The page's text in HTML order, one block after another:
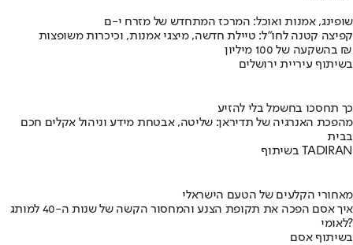
שופינג, אמנות ואוכל: המרכז המתחדש של מזרח י-ם
קפיצה קטנה לחו"ל: טיילת חדשה, מיצגי אמנות, וכיכרות משופצות
בהשקעה של 100 מיליון ₪
בשיתוף עיריית ירושלים
כך תחסכו בחשמל בלי להזיע
מהפכת האנרגיה של תדיראן: שליטה, אבטחת מידע וניהול אקלים חכם
בבית
בשיתוף TADIRAN
מאחורי הקלעים של הטעם הישראלי
איך אסם הפכה את תקופת הצנע והמחסור הקשה של שנות ה-40 למותג
לאומי?
בשיתוף אסם